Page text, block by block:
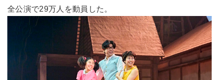
全公演で29万人を動員した。